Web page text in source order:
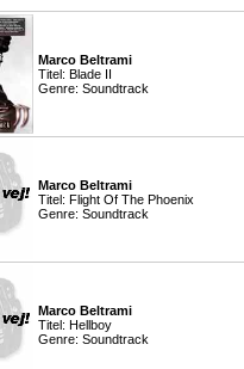
Marco Beltrami
Titel: Blade II
Genre: Soundtrack
Marco Beltrami
Titel: Flight Of The Phoenix
Genre: Soundtrack
Marco Beltrami
Titel: Hellboy
Genre: Soundtrack